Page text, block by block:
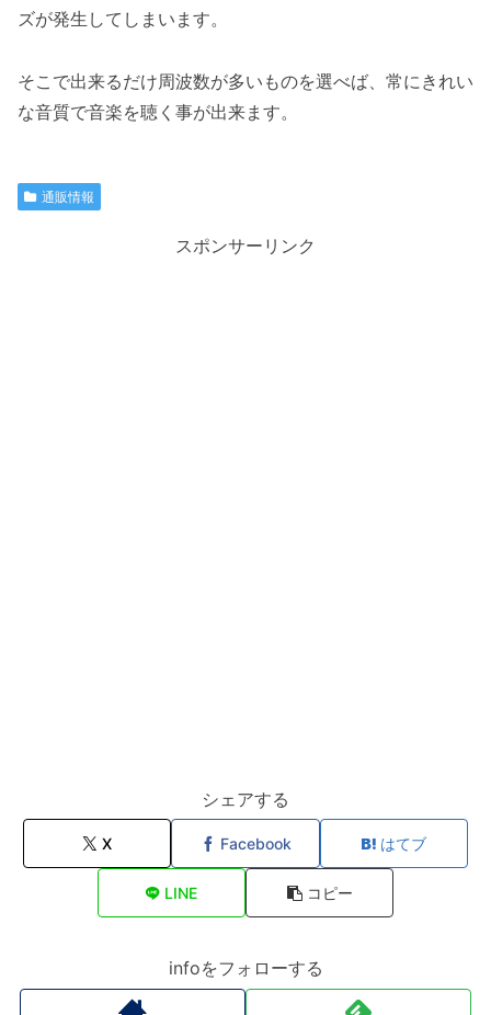
ズが発生してしまいます。
そこで出来るだけ周波数が多いものを選べば、常にきれい
な音質で音楽を聴く事が出来ます。
通販情報
スポンサーリンク
シェアする
X Facebook はてブ
LINE コピー
infoをフォローする